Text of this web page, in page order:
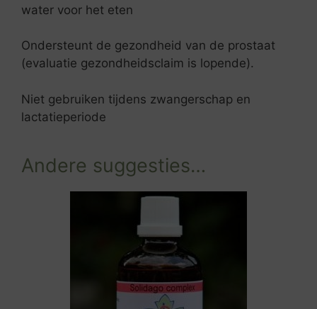
water voor het eten
Ondersteunt de gezondheid van de prostaat
(evaluatie gezondheidsclaim is lopende).
Niet gebruiken tijdens zwangerschap en
lactatieperiode
Andere suggesties…